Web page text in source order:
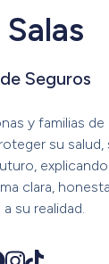
Seguros
y familias de
su salud,
clara,
su realidad.